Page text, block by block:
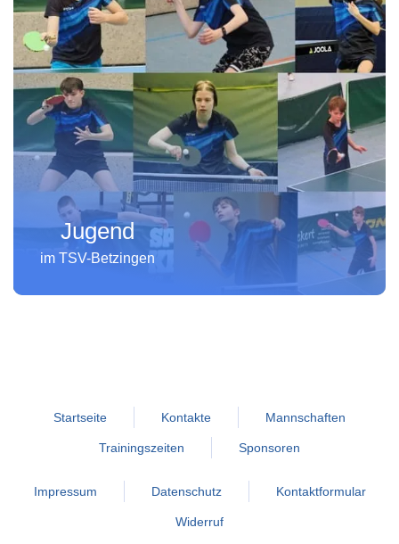
Jugend
im TSV-Betzingen
Startseite Kontakte Mannschaften
Trainingszeiten Sponsoren
Impressum Datenschutz Kontaktformular
Widerruf